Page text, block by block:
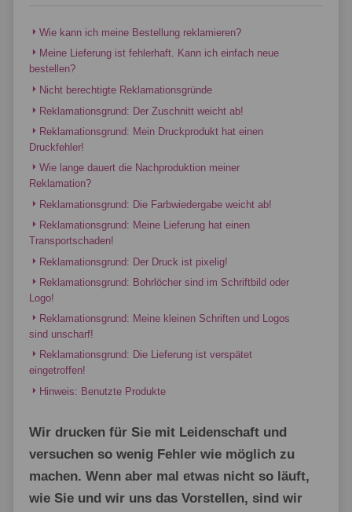
Wie kann ich meine Bestellung reklamieren?
Meine Lieferung ist fehlerhaft. Kann ich einfach neue
bestellen?
Nicht berechtigte Reklamationsgründe
Reklamationsgrund: Der Zuschnitt weicht ab!
Reklamationsgrund: Mein Druckprodukt hat einen
Druckfehler!
Wie lange dauert die Nachproduktion meiner
Reklamation?
Reklamationsgrund: Die Farbwiedergabe weicht ab!
Reklamationsgrund: Meine Lieferung hat einen
Transportschaden!
Reklamationsgrund: Der Druck ist pixelig!
Reklamationsgrund: Bohrlöcher sind im Schriftbild oder
Logo!
Reklamationsgrund: Meine kleinen Schriften und Logos
sind unscharf!
Reklamationsgrund: Die Lieferung ist verspätet
eingetroffen!
Hinweis: Benutzte Produkte
Wir drucken für Sie mit Leidenschaft und
versuchen so wenig Fehler wie möglich zu
machen. Wenn aber mal etwas nicht so läuft,
wie Sie und wir uns das Vorstellen, sind wir